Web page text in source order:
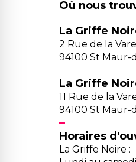
Où nous
La Griffe
2 Rue de la
94100 St Maur-
La Griffe
11 Rue de la
94100 St Maur-
Horaires
La Griffe Noire :